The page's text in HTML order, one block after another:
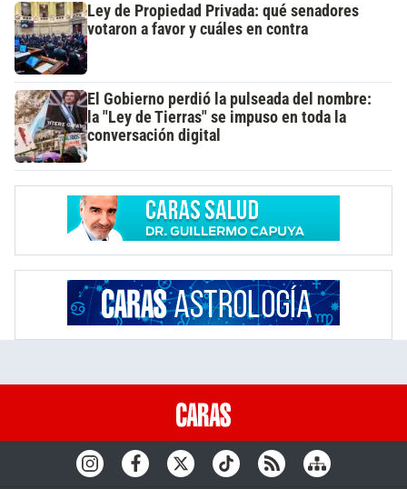
Ley de Propiedad Privada: qué senadores
votaron a favor y cuáles en contra
El Gobierno perdió la pulseada del nombre:
la "Ley de Tierras" se impuso en toda la
conversación digital